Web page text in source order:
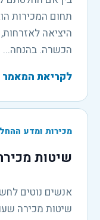
תחום המכירות
היציאה
הכשרה. בהנחה...
לקריאת המאמר
מכירות ומדע
שיטות
אנשים נוטים
שיטות מכירה